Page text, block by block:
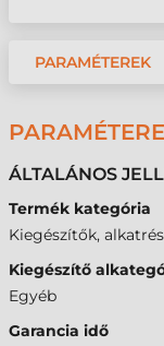
PARAMÉTEREK
ÁLTALÁNOS
Termék kategória
Kiegészítők,
Kiegészítő
Egyéb
Garancia idő